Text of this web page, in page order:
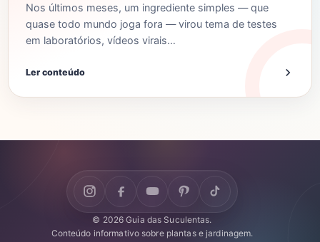
Nos últimos meses, um ingrediente simples — que
quase todo mundo joga fora — virou tema de testes
em laboratórios, vídeos virais…
Ler conteúdo
© 2026 Guia das Suculentas.
Conteúdo informativo sobre plantas e jardinagem.